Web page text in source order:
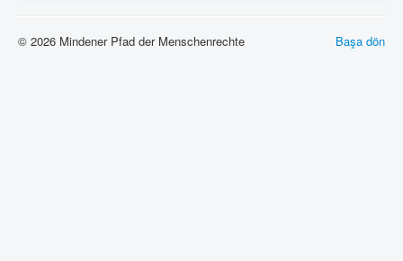
Başa dön
© 2026 Mindener Pfad der Menschenrechte